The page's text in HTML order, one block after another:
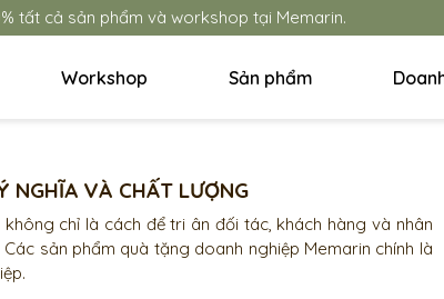
tất cả sản phẩm và workshop tại Memarin.
Workshop Sản phẩm
NGHĨA VÀ CHẤT LƯỢNG
chỉ là cách để tri ân đối tác, khách hàng và nhân
sản phẩm quà tặng doanh nghiệp Memarin chính là